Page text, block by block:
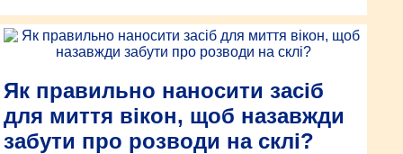
Як правильно наносити засіб
для миття вікон, щоб назавжди
забути про розводи на склі?